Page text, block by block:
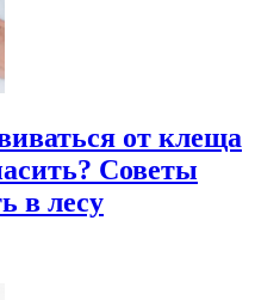
от клеща
Советы
в лесу